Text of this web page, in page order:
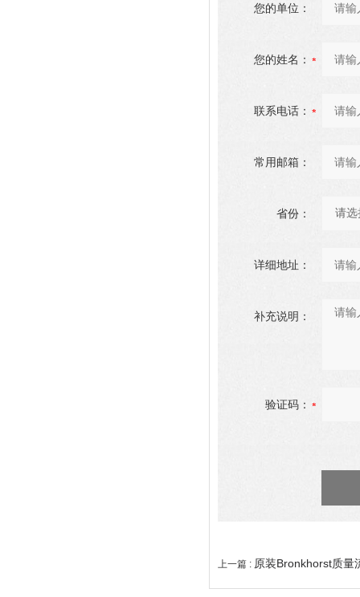
您的单位：
您的姓名：
联系电话：
常用邮箱：
省份：
详细地址：
补充说明：
验证码：
上一篇 : 原装Bronkhorst质量